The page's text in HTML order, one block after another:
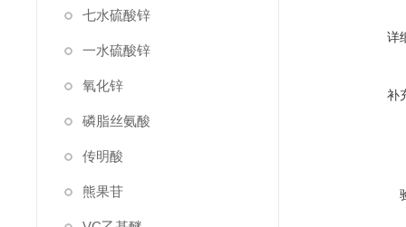
七水硫酸锌
一水硫酸锌
氧化锌
磷脂丝氨酸
传明酸
熊果苷
详
补